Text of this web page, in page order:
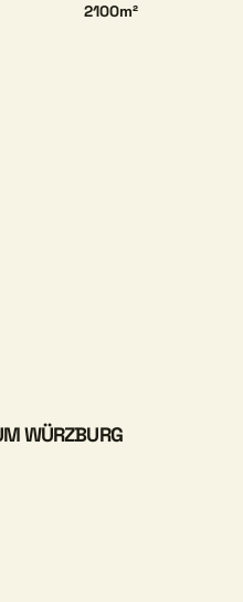
2100m²
WÜRZBURG